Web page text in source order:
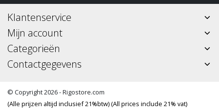
Klantenservice
Mijn account
Categorieën
Contactgegevens
© Copyright 2026 - Rigostore.com
(Alle prijzen altijd inclusief 21%btw) (All prices include 21% vat)